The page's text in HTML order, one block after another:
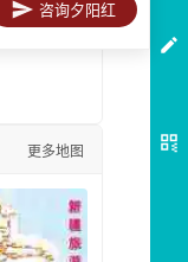
更多地图
咨询夕阳红